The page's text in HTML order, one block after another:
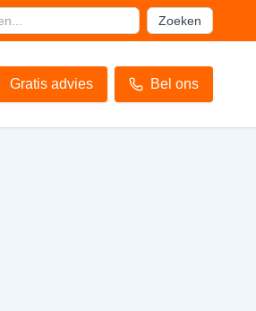
Zoeken
Gratis advies Bel ons